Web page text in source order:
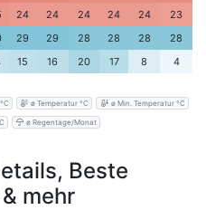
24 24 24 24 24
23
29 29 28 28 28
28
15 16 20 17 8 4
ø Temperatur °C ø Min. Temperatur °C
ø Regentage/Monat
Beste
mehr